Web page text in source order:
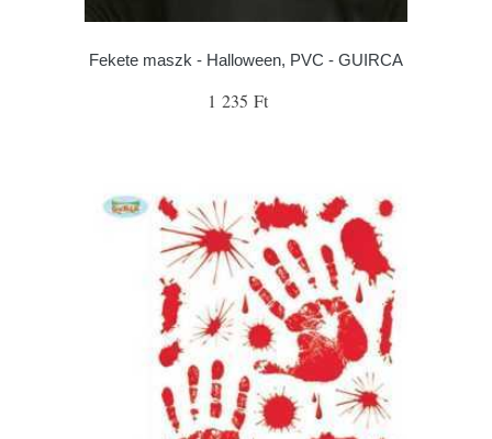
Fekete maszk - Halloween, PVC - GUIRCA
1 235 Ft